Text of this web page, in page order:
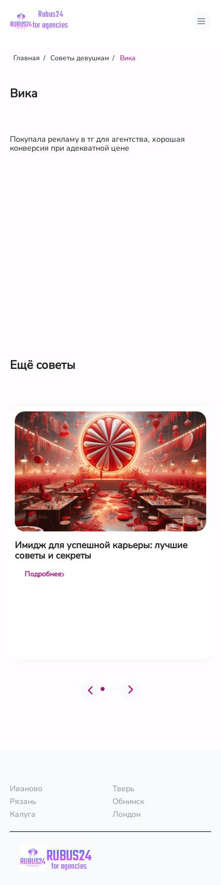
Rubus24
for agencies
Советы девушкам
Города
Главная Советы девушкам Вика
Вика
Покупала рекламу в тг для агентства, хорошая
конверсия при адекватной цене
Ещё советы
Имидж для успешной карьеры: лучшие
советы и секреты
Подробнее
Иваново
Тверь
Рязань
Обнинск
Калуга
Лондон
RUBUS24
for agencies